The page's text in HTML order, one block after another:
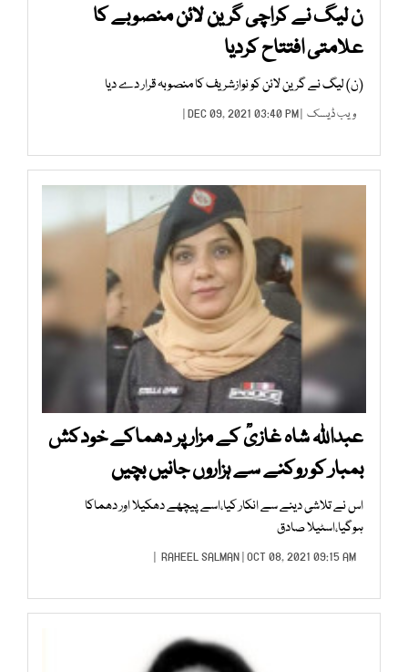
ن لیگ نے کراچی گرین لائن منصوبے کا
علامتی افتتاح کردیا
(ن) لیگ نے گرین لائن کو نوازشریف کا منصوبہ قرار دے دیا
ویب ڈیسک | DEC 09, 2021 03:40 PM |
عبداللہ شاہ غازیؒ کے مزار پر دھماکے خودکش
بمبار کو روکنے سے ہزاروں جانیں بچیں
اس نے تلاشی دینے سے انکار کیا،اسے پیچھے دھکیلا اور دھماکا
ہوگیا،اسٹیلا صادق
RAHEEL SALMAN| OCT 08, 2021 09:15 AM |